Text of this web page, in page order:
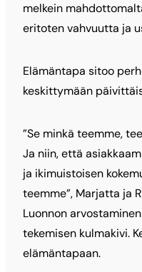
melkein
eritoten vahvuutta ja
Elämäntapa sitoo
keskittymään
”Se minkä teemme,
Ja niin, että
ja ikimuistoisen
teemme”, Marjatta ja
Luonnon
tekemisen kulmakivi.
elämäntapaan.